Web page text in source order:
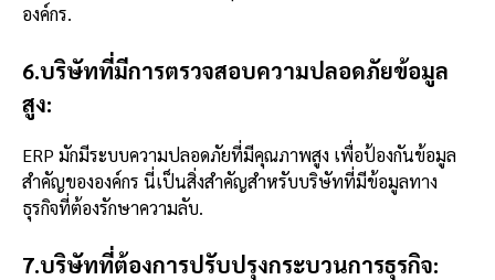
องค์กร.
6.บริษัทที่มีการตรวจสอบความปลอดภัยข้อมูล
สูง:
ERP มักมีระบบความปลอดภัยที่มีคุณภาพสูง เพื่อป้องกันข้อมูล
สำคัญขององค์กร นี่เป็นสิ่งสำคัญสำหรับบริษัทที่มีข้อมูลทาง
ธุรกิจที่ต้องรักษาความลับ.
7.บริษัทที่ต้องการปรับปรุงกระบวนการธุรกิจ: